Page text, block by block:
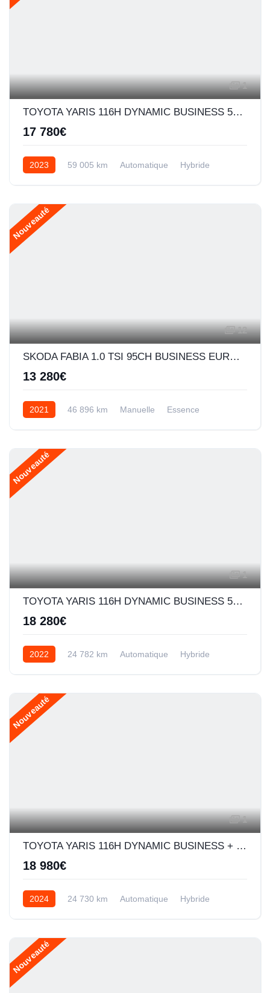
1
TOYOTA YARIS 116H DYNAMIC BUSINESS 5P + PROGRAMME BEYOND ZERO ACADEMY MY22
17 780€
2023 59 005 km Automatique Hybride
Nouveauté
12
SKODA FABIA 1.0 TSI 95CH BUSINESS EURO6D-AP
13 280€
2021 46 896 km Manuelle Essence
Nouveauté
1
TOYOTA YARIS 116H DYNAMIC BUSINESS 5P + PROGRAMME BEYOND ZERO ACADEMY MY21
18 280€
2022 24 782 km Automatique Hybride
Nouveauté
1
TOYOTA YARIS 116H DYNAMIC BUSINESS + PROGRAMME BEYOND ZERO ACADEMY 5P MC24
18 980€
2024 24 730 km Automatique Hybride
Nouveauté